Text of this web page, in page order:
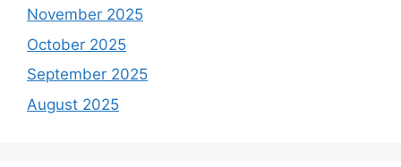
November 2025
October 2025
September 2025
August 2025